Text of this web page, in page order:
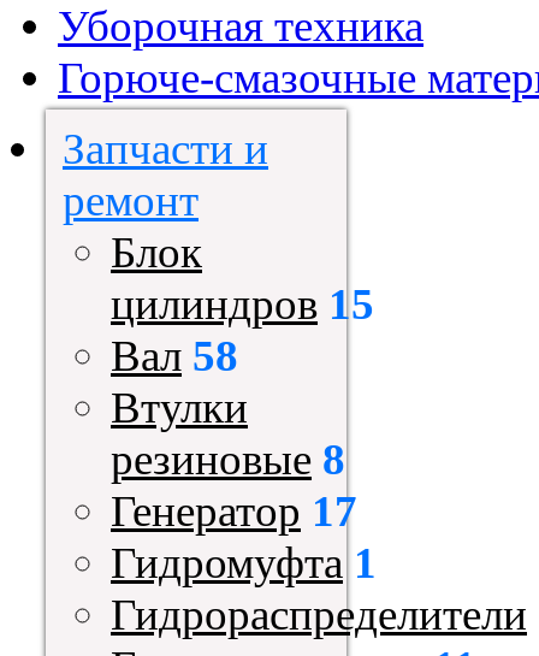
Уборочная техника
Горюче-смазочные
Запчасти и
ремонт
Блок
цилиндров 15
Вал 58
Втулки
резиновые 8
Генератор 17
Гидромуфта 1
Гидрораспределители